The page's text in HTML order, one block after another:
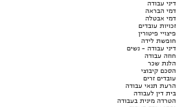
דיני עבודה
דמי הבראה
דמי אבטלה
זכויות עובדים
פיצויי פיטורין
חופשת לידה
דיני עבודה - נשים
חוזה עבודה
הלנת שכר
הסכם קיבוצי
עובדים זרים
הרעת תנאי עבודה
בית דין לעבודה
הטרדה מינית בעבודה